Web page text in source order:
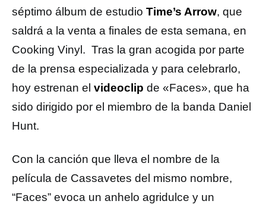
séptimo álbum de estudio Time’s Arrow, que
saldrá a la venta a finales de esta semana, en
Cooking Vinyl. Tras la gran acogida por parte
de la prensa especializada y para celebrarlo,
hoy estrenan el videoclip de «Faces», que ha
sido dirigido por el miembro de la banda Daniel
Hunt.
Con la canción que lleva el nombre de la
película de Cassavetes del mismo nombre,
“Faces” evoca un anhelo agridulce y un